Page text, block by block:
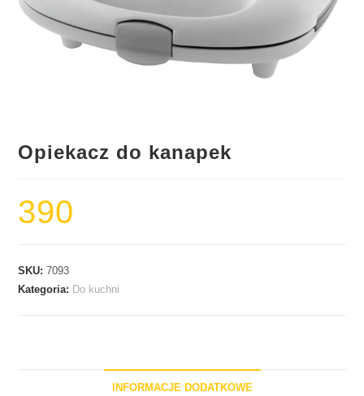
Opiekacz do kanapek
390
SKU:7093
Kategoria: Do kuchni
INFORMACJE DODATKOWE